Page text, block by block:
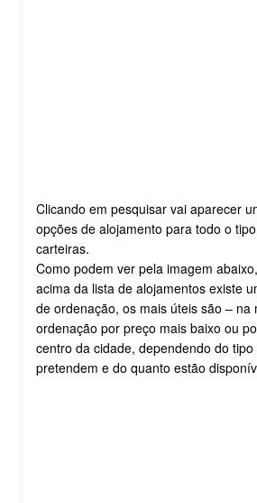
Clicando em pesquisar vai aparecer
opções de alojamento para todo o
carteiras.
Como podem ver pela imagem
acima da lista de alojamentos existe
de ordenação, os mais úteis são – na
ordenação por preço mais baixo ou
centro da cidade, dependendo do
pretendem e do quanto estão